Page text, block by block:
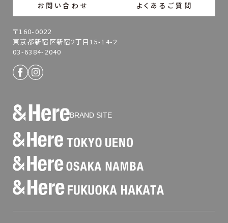
お問い合わせ よくあるご質問
〒160-0022
東京都新宿区新宿2丁目15-14-2
03-6384-2040
BRAND SITE